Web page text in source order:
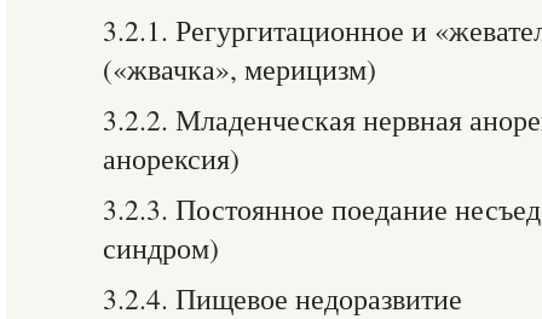
3.2.1. Регургитационное и
(«жвачка», мерицизм)
3.2.2. Младенческая нервная
анорексия)
3.2.3. Постоянное поедание
синдром)
3.2.4. Пищевое недоразвитие